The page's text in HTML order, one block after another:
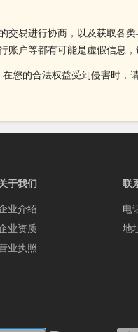
易进行协商，以及获取各
户等都有可能是虚假信息
您的合法权益受到侵害时
于我们
业介绍
业资质
业执照
联
电
地